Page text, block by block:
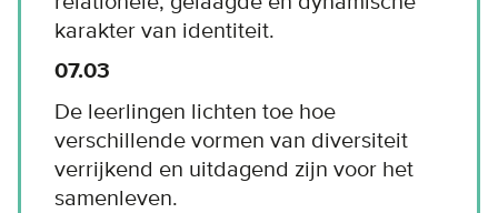
karakter van identiteit.
07.03
De leerlingen lichten toe hoe
verschillende vormen van diversiteit
verrijkend en uitdagend zijn voor het
samenleven.